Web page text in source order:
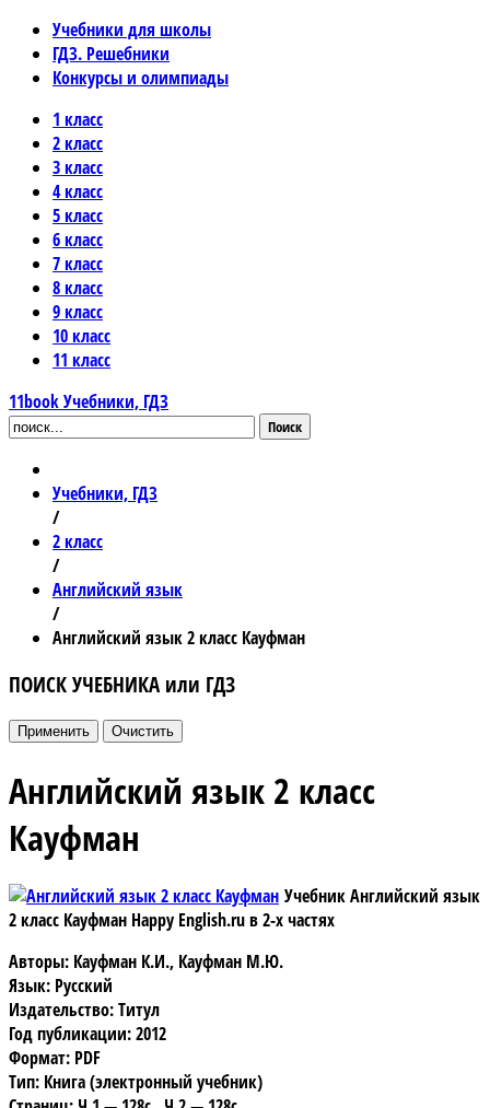
Учебники для школы
ГДЗ. Решебники
Конкурсы и олимпиады
1 класс
2 класс
3 класс
4 класс
5 класс
6 класс
7 класс
8 класс
9 класс
10 класс
11 класс
11bookУчебники, ГДЗ
Поиск
Учебники, ГДЗ
/
2 класс
/
Английский язык
/
Английский язык 2 класс Кауфман
ПОИСК УЧЕБНИКА или ГДЗ
Английский язык 2 класс
Кауфман
Учебник Английский язык
2 класс Кауфман Happy English.ru в 2-х частях
Авторы: Кауфман К.И., Кауфман М.Ю.
Язык: Русский
Издательство: Титул
Год публикации: 2012
Формат: PDF
Тип: Книга (электронный учебник)